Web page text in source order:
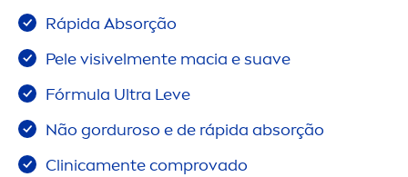
Rápida Absorção
Pele visivelmente macia e suave
Fórmula Ultra Leve
Não gorduroso e de rápida absorção
Clinicamente comprovado